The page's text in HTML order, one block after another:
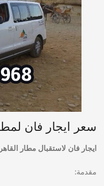
سعر ايجار فان
ايجار فان لاستقبال مطار
مقدمة: